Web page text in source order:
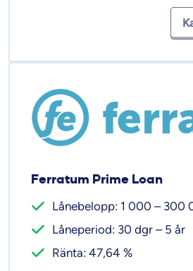
Ferratum Prime Loan
Lånebelopp: 1 000 – 300
Låneperiod: 30 dgr – 5 år
Ränta: 47,64 %